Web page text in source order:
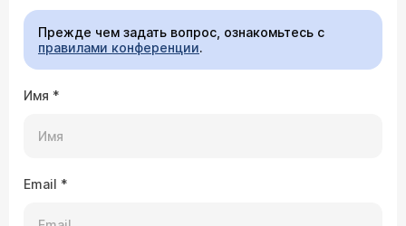
Прежде чем задать вопрос, ознакомьтесь с
правилами конференции.
Имя *
Email *